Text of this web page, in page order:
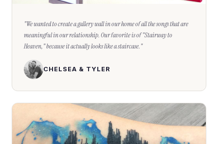
"We wanted to create a gallery wall in our home of all the songs that are
meaningful in our relationship. Our favorite is of "Stairway to
Heaven," because it actually looks like a staircase."
CHELSEA & TYLER